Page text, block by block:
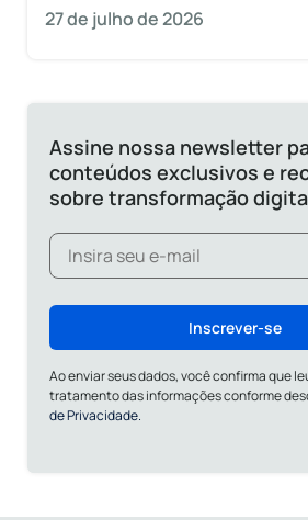
27 de julho de 2026
Assine nossa newsletter
conteúdos exclusivos e
sobre transformação
Inscrever-se
Ao enviar seus dados, você confirma que
tratamento das informações conforme
de Privacidade.